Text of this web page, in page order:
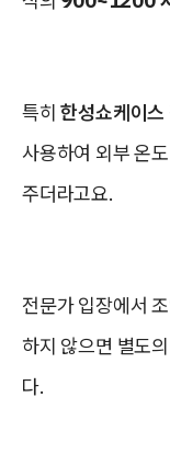
특히한성쇼케이스
사용하여 외부 온
주더라고요.
전문가 입장에서
하지 않으면 별도
다.